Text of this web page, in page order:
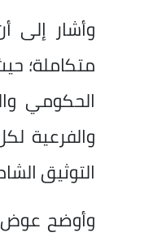
وأشار إلى
متكاملة؛
الحكومي
والفرعية
التوثيق
وأوضح عوض